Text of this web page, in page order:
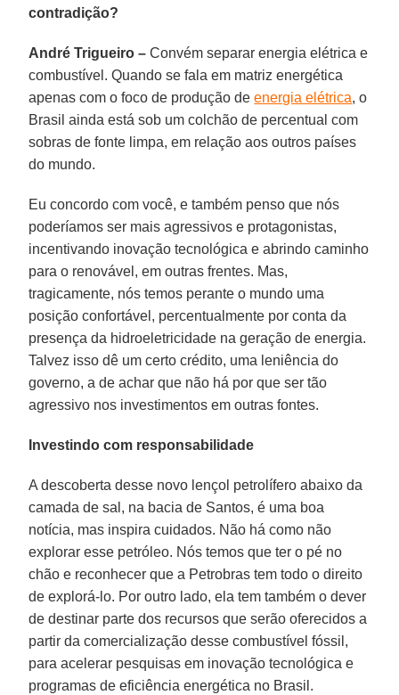
contradição?
André Trigueiro – Convém separar energia elétrica e
combustível. Quando se fala em matriz energética
apenas com o foco de produção deenergia elétrica, o
Brasil ainda está sob um colchão de percentual com
sobras de fonte limpa, em relação aos outros países
do mundo.
Eu concordo com você, e também penso que nós
poderíamos ser mais agressivos e protagonistas,
incentivando inovação tecnológica e abrindo caminho
para o renovável, em outras frentes. Mas,
tragicamente, nós temos perante o mundo uma
posição confortável, percentualmente por conta da
presença da hidroeletricidade na geração de energia.
Talvez isso dê um certo crédito, uma leniência do
governo, a de achar que não há por que ser tão
agressivo nos investimentos em outras fontes.
Investindo com responsabilidade
A descoberta desse novo lençol petrolífero abaixo da
camada de sal, na bacia de Santos, é uma boa
notícia, mas inspira cuidados. Não há como não
explorar esse petróleo. Nós temos que ter o pé no
chão e reconhecer que a Petrobras tem todo o direito
de explorá-lo. Por outro lado, ela tem também o dever
de destinar parte dos recursos que serão oferecidos a
partir da comercialização desse combustível fóssil,
para acelerar pesquisas em inovação tecnológica e
programas de eficiência energética no Brasil.